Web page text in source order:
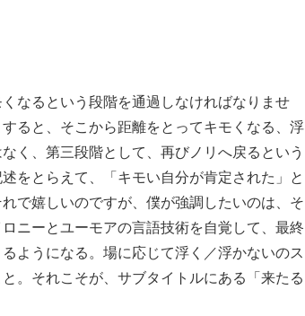
なるという段階を通過しなければなりませ
ると、そこから距離をとってキモくなる、浮
く、第三段階として、再びノリへ戻るという
をとらえて、「キモい自分が肯定された」と
で嬉しいのですが、僕が強調したいのは、そ
ニーとユーモアの言語技術を自覚して、最終
ようになる。場に応じて浮く／浮かないのス
。それこそが、サブタイトルにある「来たる